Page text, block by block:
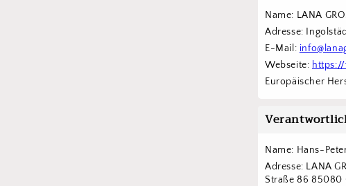
Name: LANA
Adresse:
E-Mail:
Webseite:
Europäischer
Name: Hans-
Adresse: LANA
Straße 86 85080